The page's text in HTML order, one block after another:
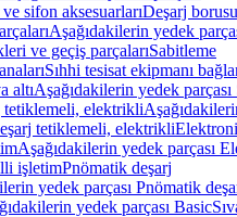
sifon aksesuarlarıDeşarj
Aşağıdakilerin yedek
ve geçiş parçalarıSabitleme
Sıhhi tesisat ekipmanı
altıAşağıdakilerin yedek parçası
elektrikli
tetiklemeli, elektrikli
Aşağıdakilerin yedek parçası
işletimPnömatik deşarj
yedek parçası Pnömatik
yedek parçası Basic